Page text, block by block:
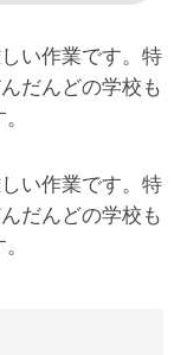
い作業です。特
だんどの学校も
い作業です。特
だんどの学校も